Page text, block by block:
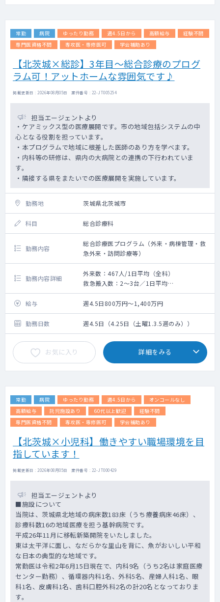
常勤 病院 ゆったり勤務 週4.5日から 高額給与
経験不問
専門医資格不問
専攻医・専修医可 学会補助あり
【北茨城×総診】3年目～総合診療のプログ
ラム可！アットホームな雰囲気です♪
掲載更新日 : 2026年08月05日 案件番号 : 22-JT005254
担当エージェントより
・ケアミックス型の医療展開です。市の地域包括システムの中
心となる役割を担っています。
・本プログラムで地域に根差した医師のあり方を学べます。
・内科等の研修は、県内の大病院との連携の下行われていま
す。
・隣接する県をまたいでの医療展開を実施しています。
勤務地 茨城県北茨城市
科目 総合診療科
勤務内容
総合診療医プログラム（外来・病棟管理・救
急外来・訪問診療等）
勤務内容詳細
外来数：467人/1日平均（全科）
救急搬入数：2～3台／1日平均
＜外来＞
週に5コマ程度をご対応いただきます。
1コマあたりの外来数は20～25名となりま
す。
＜病棟管理＞
10～20名程度をご対応いただきます。
＜訪問診療＞
総合診療専門研修IIの研修施設である附属診療
コマ数については相談の上決定します。
給与 週4.5日800万円～1,400万円
勤務日数 週4.5日（4.25日（土曜1.3.5週のみ））
お気に入り 詳細をみる
常勤 病院 ゆったり勤務 週4.5日から
オンコールなし
高額給与
託児施設あり 60代以上歓迎
経験不問
専門医資格不問
専攻医・専修医可 学会補助あり
【北茨城×小児科】働きやすい職場環境を目
指しています！
掲載更新日 : 2026年08月05日 案件番号 : 22-JT000429
担当エージェントより
■施設について
当院は、茨城県北地域の病床数183床（うち療養病床46床）、
診療科数16の地域医療を担う基幹病院です。
平成26年11月に移転新築開院をいたしました。
東は太平洋に面し、なだらかな里山を背に、魚がおいしい平和
な日本の典型的な地域です。
常勤医は令和2年6月15日現在で、内科9名（うち2名は家庭医療
センター勤務）、循環器内科1名、外科5名、産婦人科1名、眼
科1名、皮膚科1名、歯科口腔外科2名の計20名となっておりま
す。